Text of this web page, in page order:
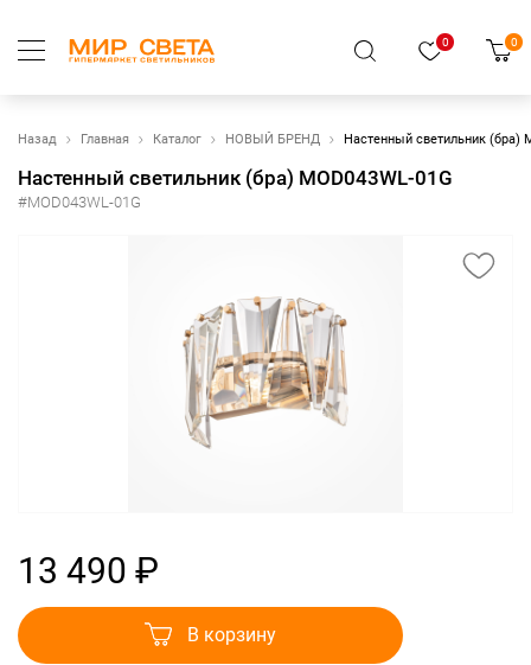
0 0
Назад Главная Каталог НОВЫЙ БРЕНД Настенный светильник (бра)
Настенный светильник (бра) MOD043WL-01G
#MOD043WL-01G
13 490 ₽
В корзину